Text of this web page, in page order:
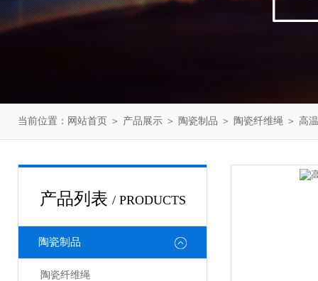
当前位置： 网站首页 ＞ 产品展示 ＞ 陶瓷制品 ＞ 陶瓷纤维绳 ＞ 高
产品列表 / PRODUCTS
陶瓷制品
陶瓷纤维绳